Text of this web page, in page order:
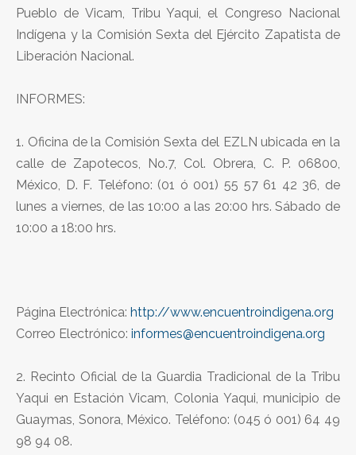
Pueblo de Vicam, Tribu Yaqui, el Congreso Nacional
Indígena y la Comisión Sexta del Ejército Zapatista de
Liberación Nacional.
INFORMES:
1. Oficina de la Comisión Sexta del EZLN ubicada en la
calle de Zapotecos, No.7, Col. Obrera, C. P. 06800,
México, D. F. Teléfono: (01 ó 001) 55 57 61 42 36, de
lunes a viernes, de las 10:00 a las 20:00 hrs. Sábado de
10:00 a 18:00 hrs.
Página Electrónica: http://www.encuentroindigena.org
Correo Electrónico: informes@encuentroindigena.org
2. Recinto Oficial de la Guardia Tradicional de la Tribu
Yaqui en Estación Vicam, Colonia Yaqui, municipio de
Guaymas, Sonora, México. Teléfono: (045 ó 001) 64 49
98 94 08.